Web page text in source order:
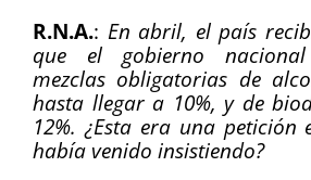
R.N.A.: En abril, el país
que el gobierno
mezclas obligatorias de
hasta llegar a 10%, y de
12%. ¿Esta era una petición
había venido insistiendo?